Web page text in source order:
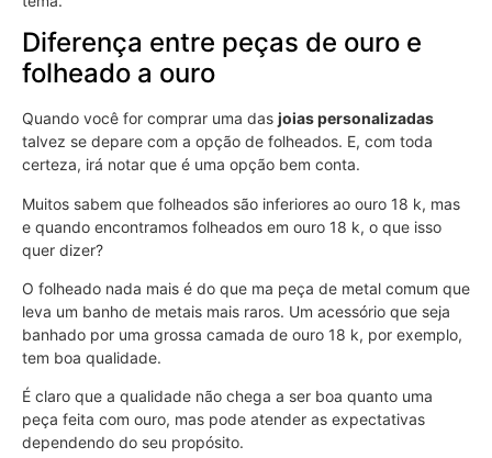
Diferença entre peças de ouro e
folheado a ouro
Quando você for comprar uma das joias personalizadas
talvez se depare com a opção de folheados. E, com toda
certeza, irá notar que é uma opção bem conta.
Muitos sabem que folheados são inferiores ao ouro 18 k, mas
e quando encontramos folheados em ouro 18 k, o que isso
quer dizer?
O folheado nada mais é do que ma peça de metal comum que
leva um banho de metais mais raros. Um acessório que seja
banhado por uma grossa camada de ouro 18 k, por exemplo,
tem boa qualidade.
É claro que a qualidade não chega a ser boa quanto uma
peça feita com ouro, mas pode atender as expectativas
dependendo do seu propósito.